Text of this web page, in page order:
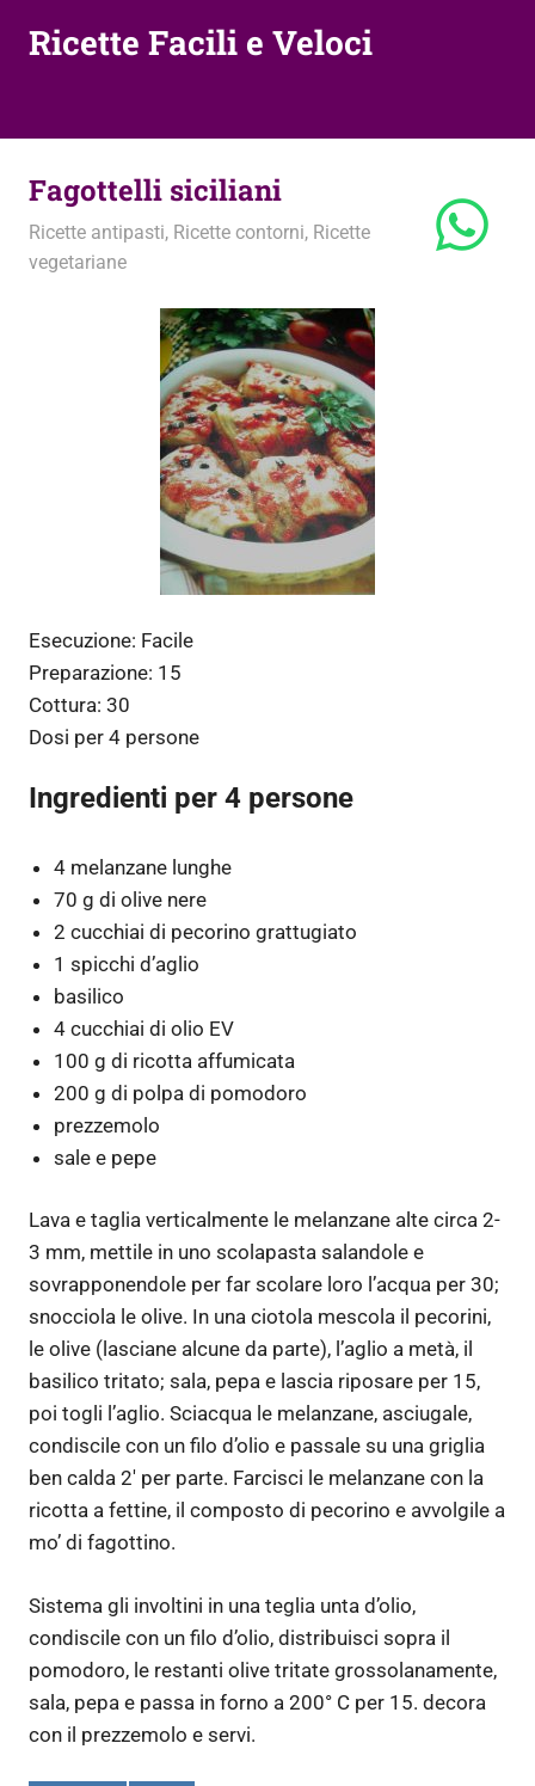
Ricette Facili e Veloci
Fagottelli siciliani
14 Giugno 2012
admin
Ricette antipasti, Ricette contorni, Ricette
vegetariane
Esecuzione: Facile
Preparazione: 15
Cottura: 30
Dosi per 4 persone
Ingredienti per 4 persone
4 melanzane lunghe
70 g di olive nere
2 cucchiai di pecorino grattugiato
1 spicchi d’aglio
basilico
4 cucchiai di olio EV
100 g di ricotta affumicata
200 g di polpa di pomodoro
prezzemolo
sale e pepe
Lava e taglia verticalmente le melanzane alte circa 2-
3 mm, mettile in uno scolapasta salandole e
sovrapponendole per far scolare loro l’acqua per 30;
snocciola le olive. In una ciotola mescola il pecorini,
le olive (lasciane alcune da parte), l’aglio a metà, il
basilico tritato; sala, pepa e lascia riposare per 15,
poi togli l’aglio. Sciacqua le melanzane, asciugale,
condiscile con un filo d’olio e passale su una griglia
ben calda 2′ per parte. Farcisci le melanzane con la
ricotta a fettine, il composto di pecorino e avvolgile a
mo’ di fagottino.
Sistema gli involtini in una teglia unta d’olio,
condiscile con un filo d’olio, distribuisci sopra il
pomodoro, le restanti olive tritate grossolanamente,
sala, pepa e passa in forno a 200° C per 15. decora
con il prezzemolo e servi.